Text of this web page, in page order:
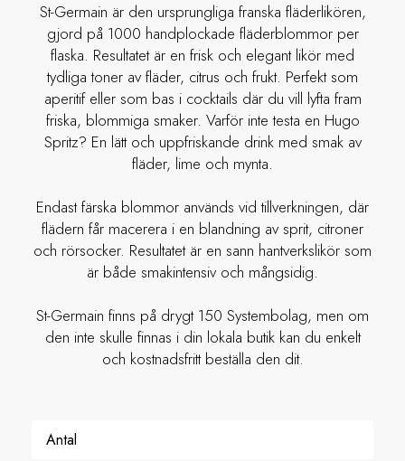
St-Germain är den ursprungliga franska fläderlikören,
gjord på 1000 handplockade fläderblommor per
flaska. Resultatet är en frisk och elegant likör med
tydliga toner av fläder, citrus och frukt. Perfekt som
aperitif eller som bas i cocktails där du vill lyfta fram
friska, blommiga smaker. Varför inte testa en Hugo
Spritz? En lätt och uppfriskande drink med smak av
fläder, lime och mynta.
Endast färska blommor används vid tillverkningen, där
flädern får macerera i en blandning av sprit, citroner
och rörsocker. Resultatet är en sann hantverkslikör som
är både smakintensiv och mångsidig.
St-Germain finns på drygt 150 Systembolag, men om
den inte skulle finnas i din lokala butik kan du enkelt
och kostnadsfritt beställa den dit.